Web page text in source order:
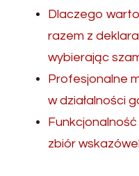
Dlaczego
razem z
wybierając
Profesjonalne
w działalności
zbiór